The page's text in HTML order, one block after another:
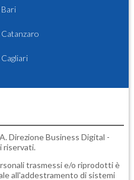
Bari
Catanzaro
Cagliari
Direzione Business Digital -
riservati.
trasmessi e/o riprodotti è
all'addestramento di sistemi